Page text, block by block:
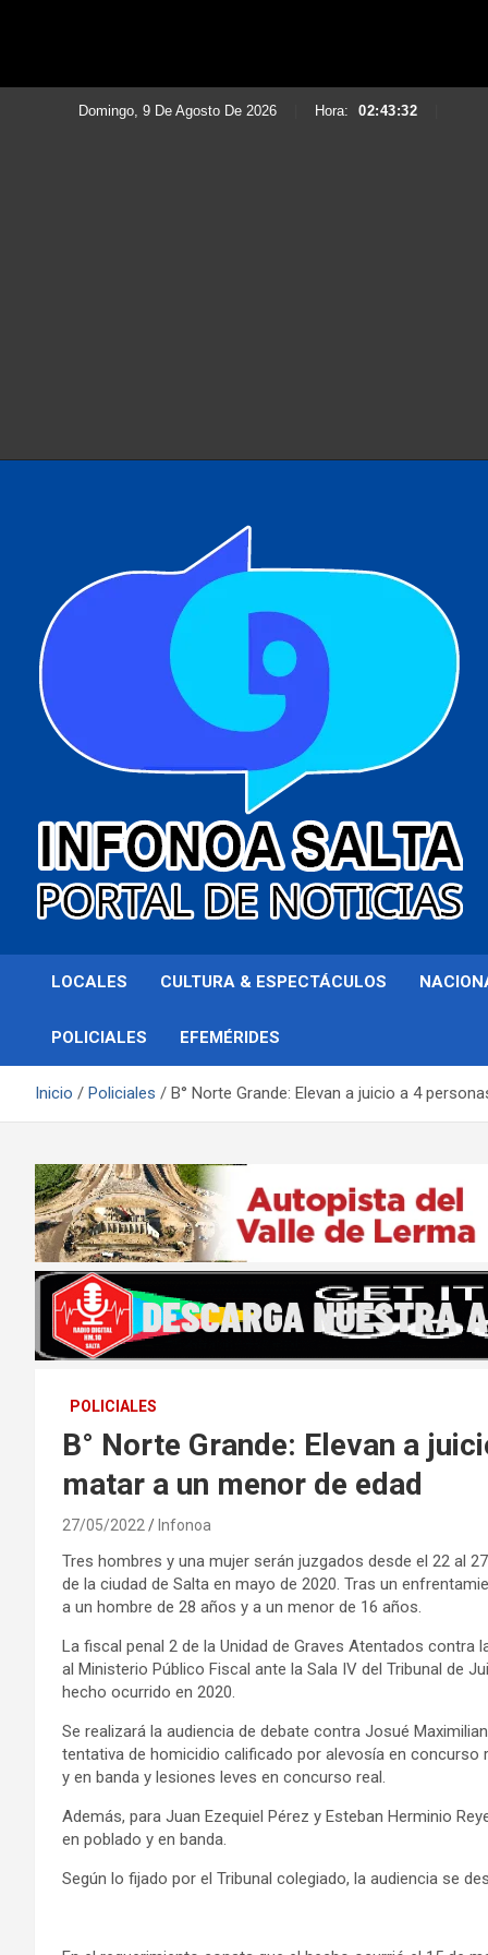
Domingo, 9 De Agosto De 2026 Hora: 02:43:34
Infonoa Salta
LOCALES CULTURA & ESPECTÁCULOS
POLICIALES EFEMÉRIDES
Inicio Policiales B° Norte Grande: Elevan a juicio a 4
POLICIALES
B° Norte Grande: Elevan a
matar a un menor de edad
27/05/2022 Infonoa
Tres hombres y una mujer serán juzgados desde el 22 al
de la ciudad de Salta en mayo de 2020. Tras un
a un hombre de 28 años y a un menor de 16 años.
La fiscal penal 2 de la Unidad de Graves Atentados contra
al Ministerio Público Fiscal ante la Sala IV del Tribunal de
hecho ocurrido en 2020.
Se realizará la audiencia de debate contra Josué
tentativa de homicidio calificado por alevosía en concurso
y en banda y lesiones leves en concurso real.
Además, para Juan Ezequiel Pérez y Esteban Herminio
en poblado y en banda.
Según lo fijado por el Tribunal colegiado, la audiencia se